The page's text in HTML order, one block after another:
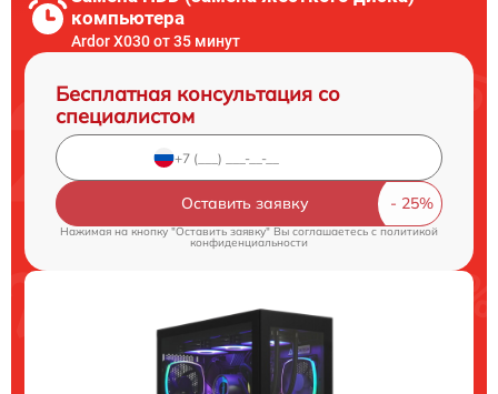
компьютера
Ardor X030 от 35 минут
Бесплатная консультация со
специалистом
Оставить заявку
Нажимая на кнопку "Оставить заявку" Вы соглашаетесь cполитикой
конфиденциальности